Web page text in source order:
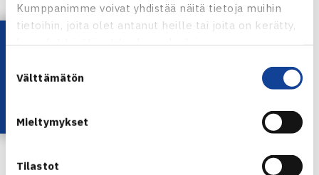
Kumppanimme voivat yhdistää näitä tietoja muihin
tietoihin, joita olet antanut heille tai joita on kerätty,
kun olet käyttänyt heidän palvelujaan.
valinta
Välttämätön
Mieltymykset
Tilastot
pelasi myös hienon turnauksen edeten välieriin, jossa
hänen oli kuitenkin todettava kolmanneksi sijoitettu
Dudeneytä vastaan asettuu loppuottelussa ykköseksi
. Tyttöjen finaali
Lataa OmaTennis!